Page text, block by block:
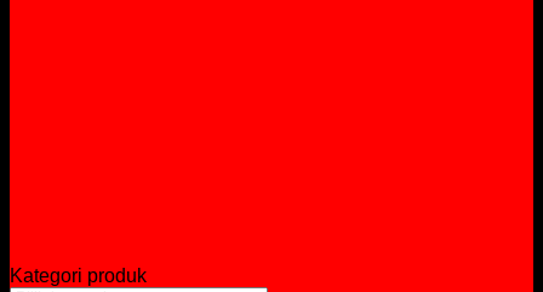
Kategori produk